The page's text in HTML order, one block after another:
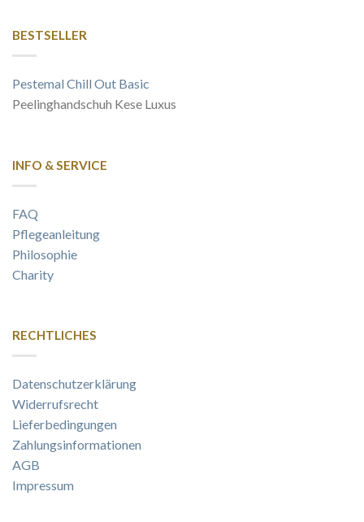
BESTSELLER
Pestemal Chill Out Basic
Peelinghandschuh Kese Luxus
INFO & SERVICE
FAQ
Pflegeanleitung
Philosophie
Charity
RECHTLICHES
Datenschutzerklärung
Widerrufsrecht
Lieferbedingungen
Zahlungsinformationen
AGB
Impressum